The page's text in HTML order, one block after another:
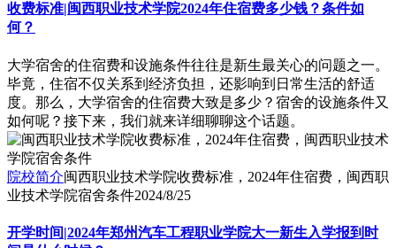
收费标准|闽西职业技术学院2024年住宿费多少钱？条件如
何？
大学宿舍的住宿费和设施条件往往是新生最关心的问题之一。
毕竟，住宿不仅关系到经济负担，还影响到日常生活的舒适
度。那么，大学宿舍的住宿费大致是多少？宿舍的设施条件又
如何呢？接下来，我们就来详细聊聊这个话题。
院校简介闽西职业技术学院收费标准，2024年住宿费，闽西职
业技术学院宿舍条件2024/8/25
开学时间|2024年郑州汽车工程职业学院大一新生入学报到时